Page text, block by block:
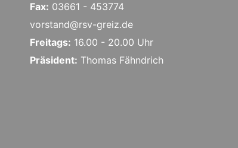
Fax: 03661 - 453774
vorstand@rsv-greiz.de
Freitags: 16.00 - 20.00 Uhr
Präsident: Thomas Fähndrich